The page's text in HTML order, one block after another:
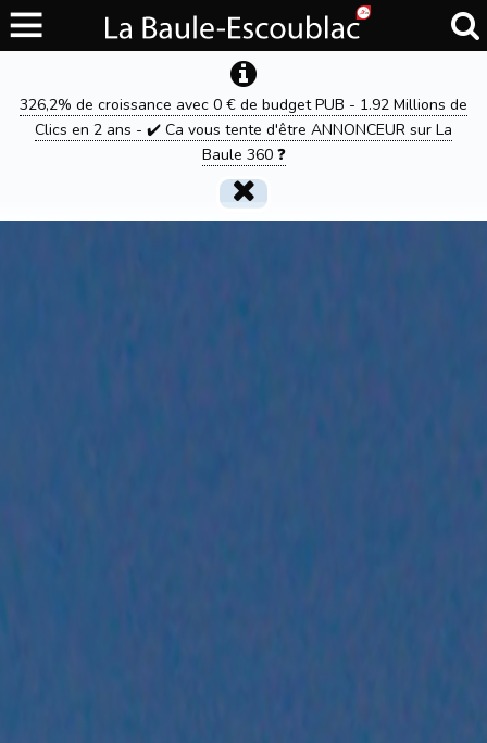
326,2% de croissance avec 0 € de budget PUB - 1.92 Millions de
Clics en 2 ans - ✔️ Ca vous tente d'être ANNONCEUR sur La
Baule 360 ❓